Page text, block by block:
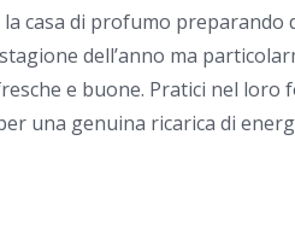
casa di profumo preparando
dell’anno ma
e buone. Pratici nel
una genuina ricarica di